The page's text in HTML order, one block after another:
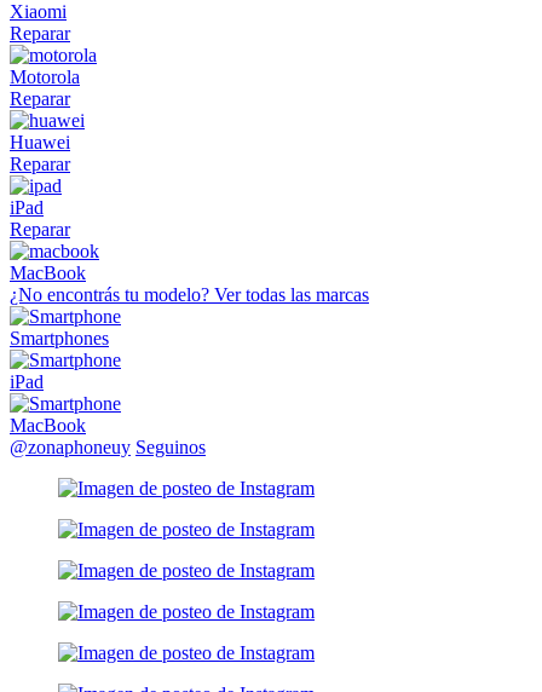
Xiaomi
Reparar
Motorola
Reparar
Huawei
Reparar
iPad
Reparar
MacBook
¿No encontrás tu modelo? Ver todas las marcas
Smartphones
iPad
MacBook
@zonaphoneuy Seguinos